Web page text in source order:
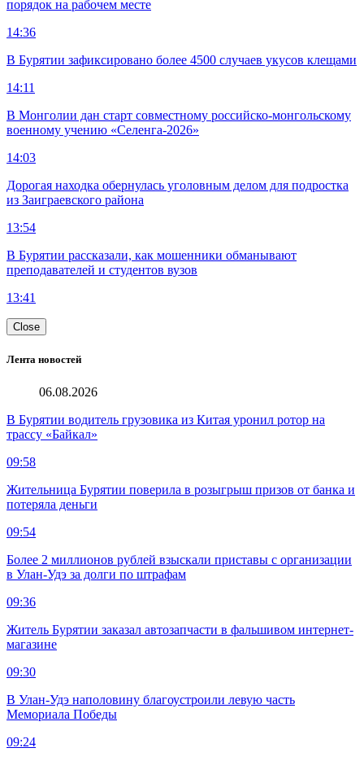
порядок на рабочем месте
14:36
В Бурятии зафиксировано более 4500 случаев укусов клещами
14:11
В Монголии дан старт совместному российско-монгольскому
военному учению «Селенга-2026»
14:03
Дорогая находка обернулась уголовным делом для подростка
из Заиграевского района
13:54
В Бурятии рассказали, как мошенники обманывают
преподавателей и студентов вузов
13:41
Close
Лента новостей
06.08.2026
В Бурятии водитель грузовика из Китая уронил ротор на
трассу «Байкал»
09:58
Жительница Бурятии поверила в розыгрыш призов от банка и
потеряла деньги
09:54
Более 2 миллионов рублей взыскали приставы с организации
в Улан-Удэ за долги по штрафам
09:36
Житель Бурятии заказал автозапчасти в фальшивом интернет-
магазине
09:30
В Улан-Удэ наполовину благоустроили левую часть
Мемориала Победы
09:24